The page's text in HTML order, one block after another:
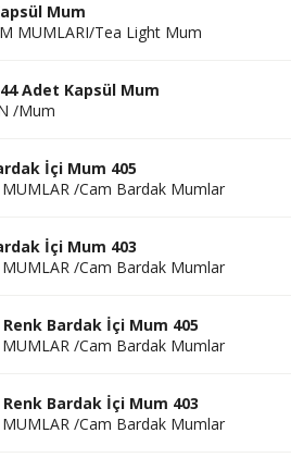
Mum
MUMLARI/Tea Light Mum
Adet Kapsül Mum
/Mum
İçi Mum 405
MUMLAR /Cam Bardak Mumlar
İçi Mum 403
MUMLAR /Cam Bardak Mumlar
Renk Bardak İçi Mum 405
MUMLAR /Cam Bardak Mumlar
Renk Bardak İçi Mum 403
MUMLAR /Cam Bardak Mumlar